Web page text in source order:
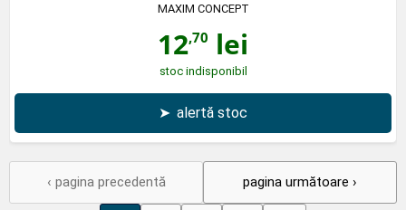
MAXIM CONCEPT
12,70 lei
stoc indisponibil
➤ alertă stoc
‹ pagina precedentă pagina următoare ›